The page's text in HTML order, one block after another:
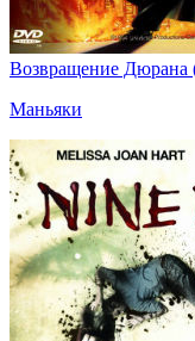
Возвращение
Маньяки